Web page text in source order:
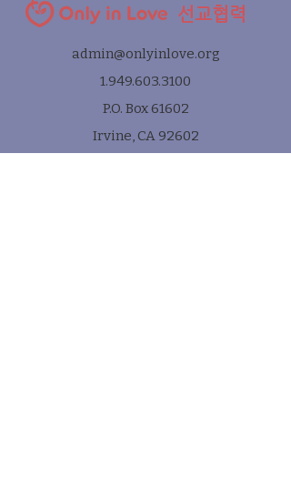
선교협력
admin@onlyinlove.org
1.949.603.3100
P.O. Box 61602
Irvine, CA 92602